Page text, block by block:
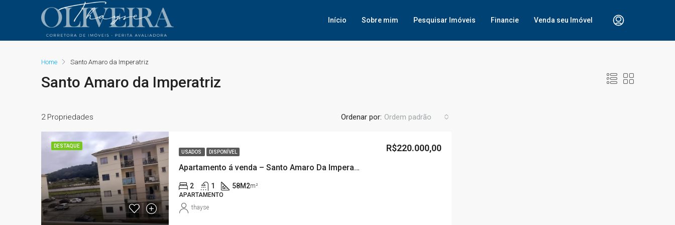
Início Sobre mim Pesquisar Imóveis Financie Venda seu Imóvel
Home Santo Amaro da Imperatriz
Santo Amaro da Imperatriz
2 Propriedades Ordenar por: Ordem padrão
DESTAQUE
USADOS
DISPONÍVEL
Apartamento á venda – Santo Amaro Da Imperatriz/SC
R$220.000,00
2 1 58M2m²
APARTAMENTO
thayse